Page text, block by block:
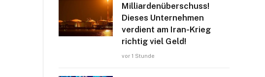
Milliardenüberschuss!
Dieses Unternehmen
verdient am Iran-Krieg
richtig viel Geld!
vor 1 Stunde